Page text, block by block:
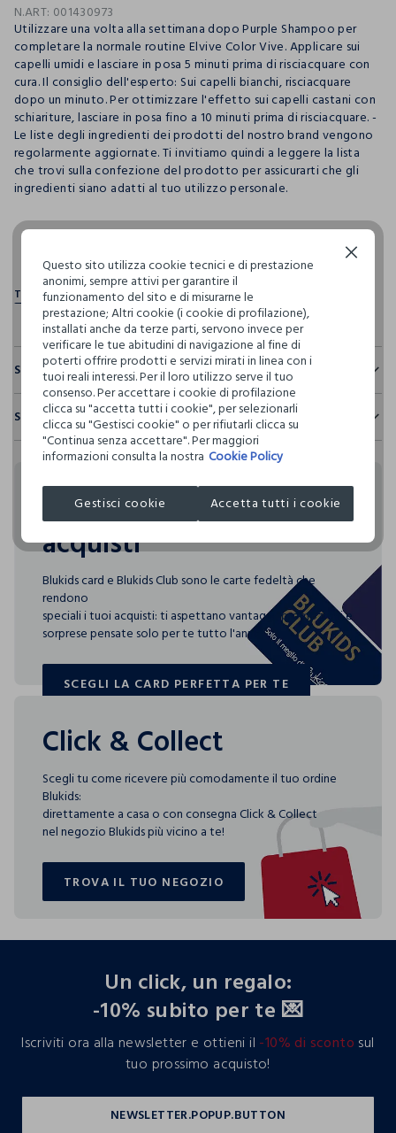
N.ART: 001430973
Utilizzare una volta alla settimana dopo Purple Shampoo per
completare la normale routine Elvive Color Vive. Applicare sui
capelli umidi e lasciare in posa 5 minuti prima di risciacquare con
cura. Il consiglio dell'esperto: Sui capelli bianchi, risciacquare
dopo un minuto. Per ottimizzare l'effetto sui capelli castani con
schiariture, lasciare in posa fino a 10 minuti prima di risciacquare. -
Le liste degli ingredienti dei prodotti del nostro brand vengono
regolarmente aggiornate. Ti invitiamo quindi a leggere la lista
che trovi sulla confezione del prodotto per assicurarti che gli
ingredienti siano adatti al tuo utilizzo personale.
Sostenibilità e trasparenza
Sicurezza
Il 100% dei nostri articoli viene sottoposto a test chimico-
fisici, per verificarne il rispetto dei limiti che abbiamo
definito per l’uso di sostanze chimiche, talvolta anche più
internazionale.
Clicca qui per vedere i dettagli
I nostri fornitori
L'OREAL ITALIA S.P.A.
MADE IN ITALY
Spedizione e resi
Hai fino a 30 giorni dalla consegna del tuo ordine online per
cambiare idea e restituire i prodotti che hai acquistato.
Rendi speciali i tuoi
acquisti
Blukids card e Blukids Club sono le carte fedeltà che
rendono
speciali i tuoi acquisti: ti aspettano vantaggi, promozioni e
sorprese pensate solo per te tutto l'anno!
SCEGLI LA CARD PERFETTA PER TE
SCEGLI LA CARD PERFETTA PER TE
Click & Collect
Scegli tu come ricevere più comodamente il tuo ordine
Blukids:
direttamente a casa o con consegna Click & Collect
nel negozio Blukids più vicino a te!
TROVA IL TUO NEGOZIO
TROVA IL TUO NEGOZIO
Un click, un regalo:
-10% subito per te 💌
Iscriviti ora alla newsletter e ottieni il -10% di sconto sul
tuo prossimo acquisto!
Questo sito utilizza cookie tecnici e di prestazione
anonimi, sempre attivi per garantire il
funzionamento del sito e di misurarne le
prestazione; Altri cookie (i cookie di profilazione),
installati anche da terze parti, servono invece per
verificare le tue abitudini di navigazione al fine di
poterti offrire prodotti e servizi mirati in linea con i
tuoi reali interessi. Per il loro utilizzo serve il tuo
consenso. Per accettare i cookie di profilazione
clicca su "accetta tutti i cookie", per selezionarli
clicca su "Gestisci cookie" o per rifiutarli clicca su
"Continua senza accettare". Per maggiori
informazioni consulta la nostra Cookie Policy
Gestisci cookie Accetta tutti i cookie
Continua senza accettare